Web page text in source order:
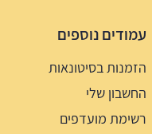
עמודים נוספים
הזמנות בסיטונאות
החשבון שלי
רשימת מועדפים